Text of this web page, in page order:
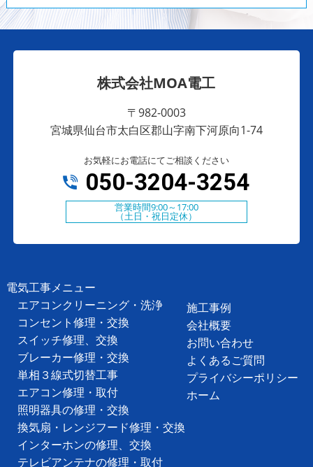
株式会社MOA電工
〒982-0003
宮城県仙台市太白区郡山字南下河原向1-74
お気軽にお電話にてご相談ください
050-3204-3254
営業時間9:00～17:00
（土日・祝日定休）
電気工事メニュー
エアコンクリーニング・洗浄
コンセント修理・交換
スイッチ修理、交換
ブレーカー修理・交換
単相３線式切替工事
エアコン修理・取付
照明器具の修理・交換
換気扇・レンジフード修理・交換
インターホンの修理、交換
テレビアンテナの修理・取付
施工事例
会社概要
お問い合わせ
よくあるご質問
プライバシーポリシー
ホーム